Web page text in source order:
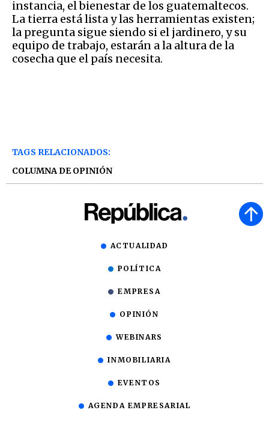
instancia, el bienestar de los guatemaltecos.
La tierra está lista y las herramientas existen;
la pregunta sigue siendo si el jardinero, y su
equipo de trabajo, estarán a la altura de la
cosecha que el país necesita.
TAGS RELACIONADOS:
COLUMNA DE OPINIÓN
ACTUALIDAD
POLÍTICA
EMPRESA
OPINIÓN
WEBINARS
INMOBILIARIA
EVENTOS
AGENDA EMPRESARIAL